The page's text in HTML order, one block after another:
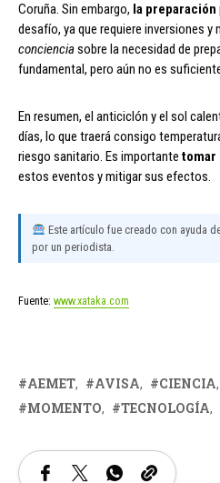
Coruña. Sin embargo, la preparación
desafío, ya que requiere inversiones y
concienciasobre la necesidad de
fundamental, pero aún no es
En resumen, el anticiclón y el sol
días, lo que traerá consigo
riesgo sanitario. Es importante tomar
estos eventos y mitigar sus efectos.
Este artículo fue creado con ayuda
por un periodista.
Fuente: www.xataka.com
AEMET AVISA CIENCIA
MOMENTO
TECNOLOGÍA